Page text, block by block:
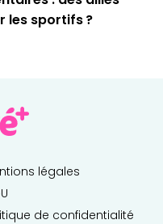
les sportifs ?
légales
de confidentialité